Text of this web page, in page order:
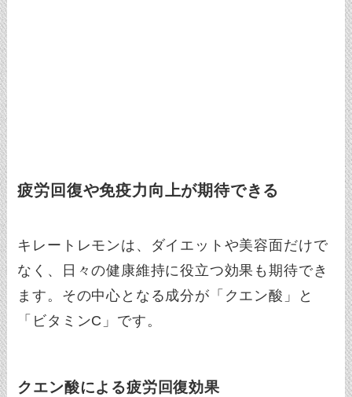
疲労回復や免疫力向上が期待できる
キレートレモンは、ダイエットや美容面だけで
なく、日々の健康維持に役立つ効果も期待でき
ます。その中心となる成分が「クエン酸」と
「ビタミンC」です。
クエン酸による疲労回復効果